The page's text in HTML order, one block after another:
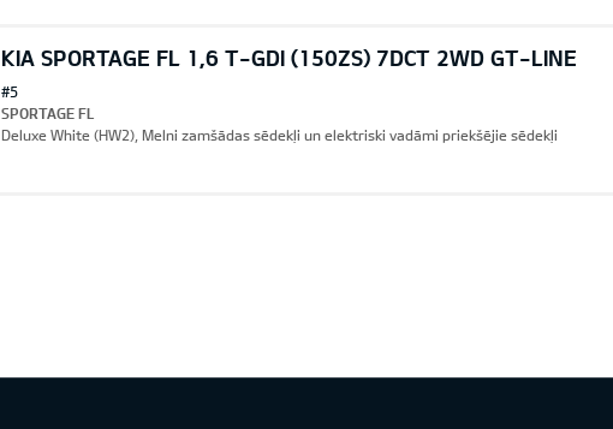
KIA SPORTAGE FL 1,6 T-GDI (150ZS) 7DCT 2WD GT-LINE
#5
SPORTAGE FL
Deluxe White (HW2), Melni zamšādas sēdekļi un elektriski vadāmi priekšējie sēdekļi